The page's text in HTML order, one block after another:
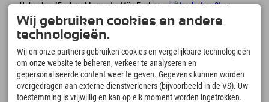
Upload je #ExplorerMoments, Mijn Explorer
To Go met een boekingsoverzicht, bucketlist,
restaurantoverzicht en nog veel meer.
Download nu!
Tijd voor ontdekkingsmomenten
166
Bergmeren en
4.634km
Pistes voor skiën en
Wij gebruiken cookies en andere
technologieën.
Wij en onze partners gebruiken cookies en vergelijkbare technologieën
om onze website te beheren, verkeer te analyseren en
gepersonaliseerde content weer te geven. Gegevens kunnen worden
overgedragen aan externe dienstverleners (bijvoorbeeld in de VS). Uw
toestemming is vrijwillig en kan op elk moment worden ingetrokken.